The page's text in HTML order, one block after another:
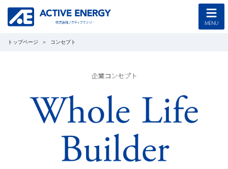
トップページ コンセプト
トップページ
企業情報